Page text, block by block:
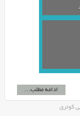
ادامه مطلب...
کوئری